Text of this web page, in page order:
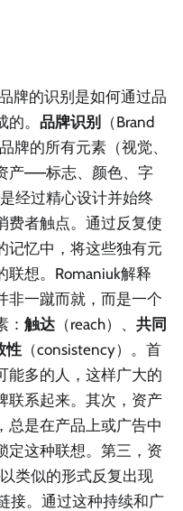
牌的识别是如何通过品
。 品牌识别
（Brand
牌的所有元素（视觉、
产——标志、颜色、字
经过精心设计并始终
费者触点。通过反复使
记忆中，将这些独有元
联想。Romaniuk解释
非一蹴而就，而是一个
： 触达 （reach）、 共同
性 （consistency）。首
能多的人，这样广大的
联系起来。其次，资产
总是在产品上或广告中
定这种联想。第三，资
类似的形式反复出现
接。通过这种持续和广